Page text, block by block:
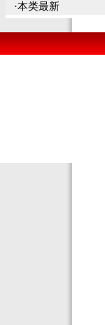
·本类最新